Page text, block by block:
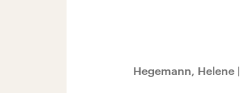
Hegemann, Helene |